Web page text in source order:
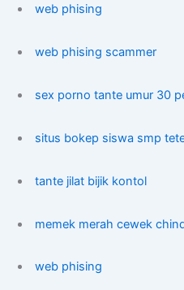
web phising
web phising scammer
sex porno tante umur 30
situs bokep siswa smp
tante jilat bijik kontol
memek merah cewek
web phising